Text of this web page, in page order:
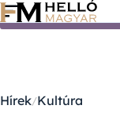
Ugrás a tartalomra
Hírek Kultúra